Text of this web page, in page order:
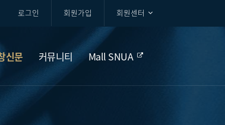
로그인 회원가입 회원센터
신문 커뮤니티 Mall SNUA